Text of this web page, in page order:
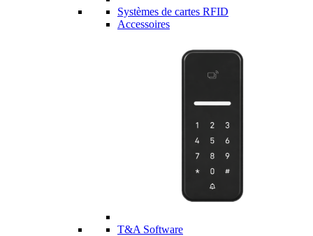
Systèmes de cartes RFID
Accessoires
T&A Software